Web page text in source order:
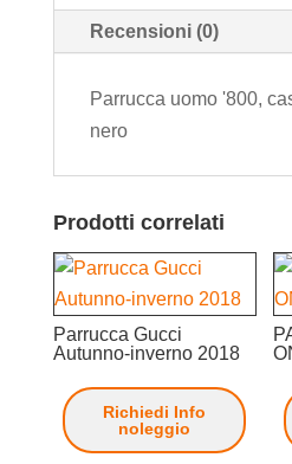
Recensioni (0)
Parrucca uomo '800,
nero
Prodotti correlati
Parrucca Gucci
Autunno-inverno 2018
Richiedi Info
noleggio